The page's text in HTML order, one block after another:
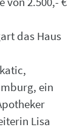
das Haus
ein
Lisa